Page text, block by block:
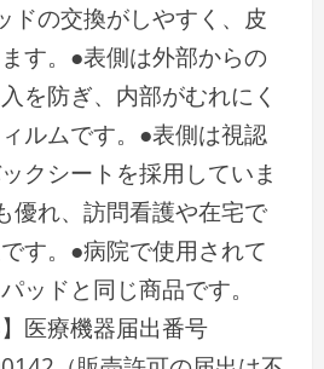
ドの交換がしやすく、皮
す。●表側は外部からの
を防ぎ、内部がむれにく
ルムです。●表側は視認
クシートを採用していま
優れ、訪問看護や在宅で
す。●病院で使用されて
ッドと同じ商品です。
】医療機器届出番号